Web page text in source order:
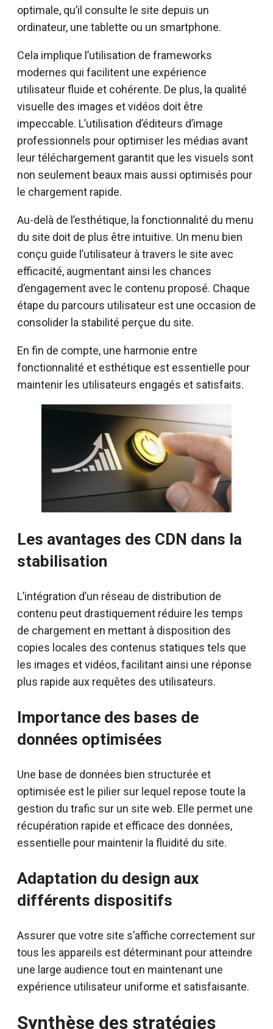
optimale, qu’il consulte le site depuis un
ordinateur, une tablette ou un smartphone.
Cela implique l’utilisation de frameworks
modernes qui facilitent une expérience
utilisateur fluide et cohérente. De plus, la qualité
visuelle des images et vidéos doit être
impeccable. L’utilisation d’éditeurs d’image
professionnels pour optimiser les médias avant
leur téléchargement garantit que les visuels sont
non seulement beaux mais aussi optimisés pour
le chargement rapide.
Au-delà de l’esthétique, la fonctionnalité du menu
du site doit de plus être intuitive. Un menu bien
conçu guide l’utilisateur à travers le site avec
efficacité, augmentant ainsi les chances
d’engagement avec le contenu proposé. Chaque
étape du parcours utilisateur est une occasion de
consolider la stabilité perçue du site.
En fin de compte, une harmonie entre
fonctionnalité et esthétique est essentielle pour
maintenir les utilisateurs engagés et satisfaits.
Les avantages des CDN dans la
stabilisation
L’intégration d’un réseau de distribution de
contenu peut drastiquement réduire les temps
de chargement en mettant à disposition des
copies locales des contenus statiques tels que
les images et vidéos, facilitant ainsi une réponse
plus rapide aux requêtes des utilisateurs.
Importance des bases de
données optimisées
Une base de données bien structurée et
optimisée est le pilier sur lequel repose toute la
gestion du trafic sur un site web. Elle permet une
récupération rapide et efficace des données,
essentielle pour maintenir la fluidité du site.
Adaptation du design aux
différents dispositifs
Assurer que votre site s’affiche correctement sur
tous les appareils est déterminant pour atteindre
une large audience tout en maintenant une
expérience utilisateur uniforme et satisfaisante.
Synthèse des stratégies